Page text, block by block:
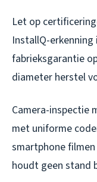
Let op
InstallQ-
fabrieksgarantie
diameter herstel
Camera-inspectie
met uniforme
smartphone
houdt geen stand